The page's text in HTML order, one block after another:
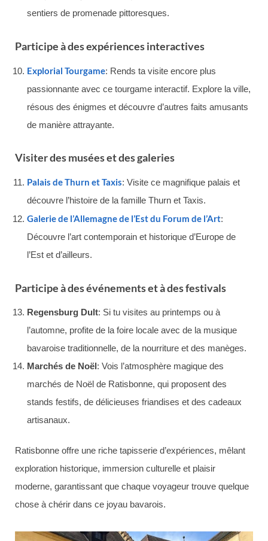
sentiers de promenade pittoresques.
Participe à des expériences interactives
Explorial Tourgame: Rends ta visite encore plus
passionnante avec ce tourgame interactif. Explore la ville,
résous des énigmes et découvre d’autres faits amusants
de manière attrayante.
Visiter des musées et des galeries
Palais de Thurn et Taxis: Visite ce magnifique palais et
découvre l’histoire de la famille Thurn et Taxis.
Galerie de l’Allemagne de l’Est du Forum de l’Art:
Découvre l’art contemporain et historique d’Europe de
l’Est et d’ailleurs.
Participe à des événements et à des festivals
Regensburg Dult: Si tu visites au printemps ou à
l’automne, profite de la foire locale avec de la musique
bavaroise traditionnelle, de la nourriture et des manèges.
Marchés de Noël: Vois l’atmosphère magique des
marchés de Noël de Ratisbonne, qui proposent des
stands festifs, de délicieuses friandises et des cadeaux
artisanaux.
Ratisbonne offre une riche tapisserie d’expériences, mêlant
exploration historique, immersion culturelle et plaisir
moderne, garantissant que chaque voyageur trouve quelque
chose à chérir dans ce joyau bavarois.